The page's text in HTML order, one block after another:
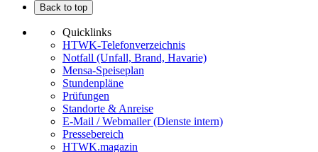
Back to top
Quicklinks
HTWK-Telefonverzeichnis
Notfall (Unfall, Brand, Havarie)
Mensa-Speiseplan
Stundenpläne
Prüfungen
Standorte & Anreise
E-Mail / Webmailer (Dienste intern)
Pressebereich
HTWK.magazin